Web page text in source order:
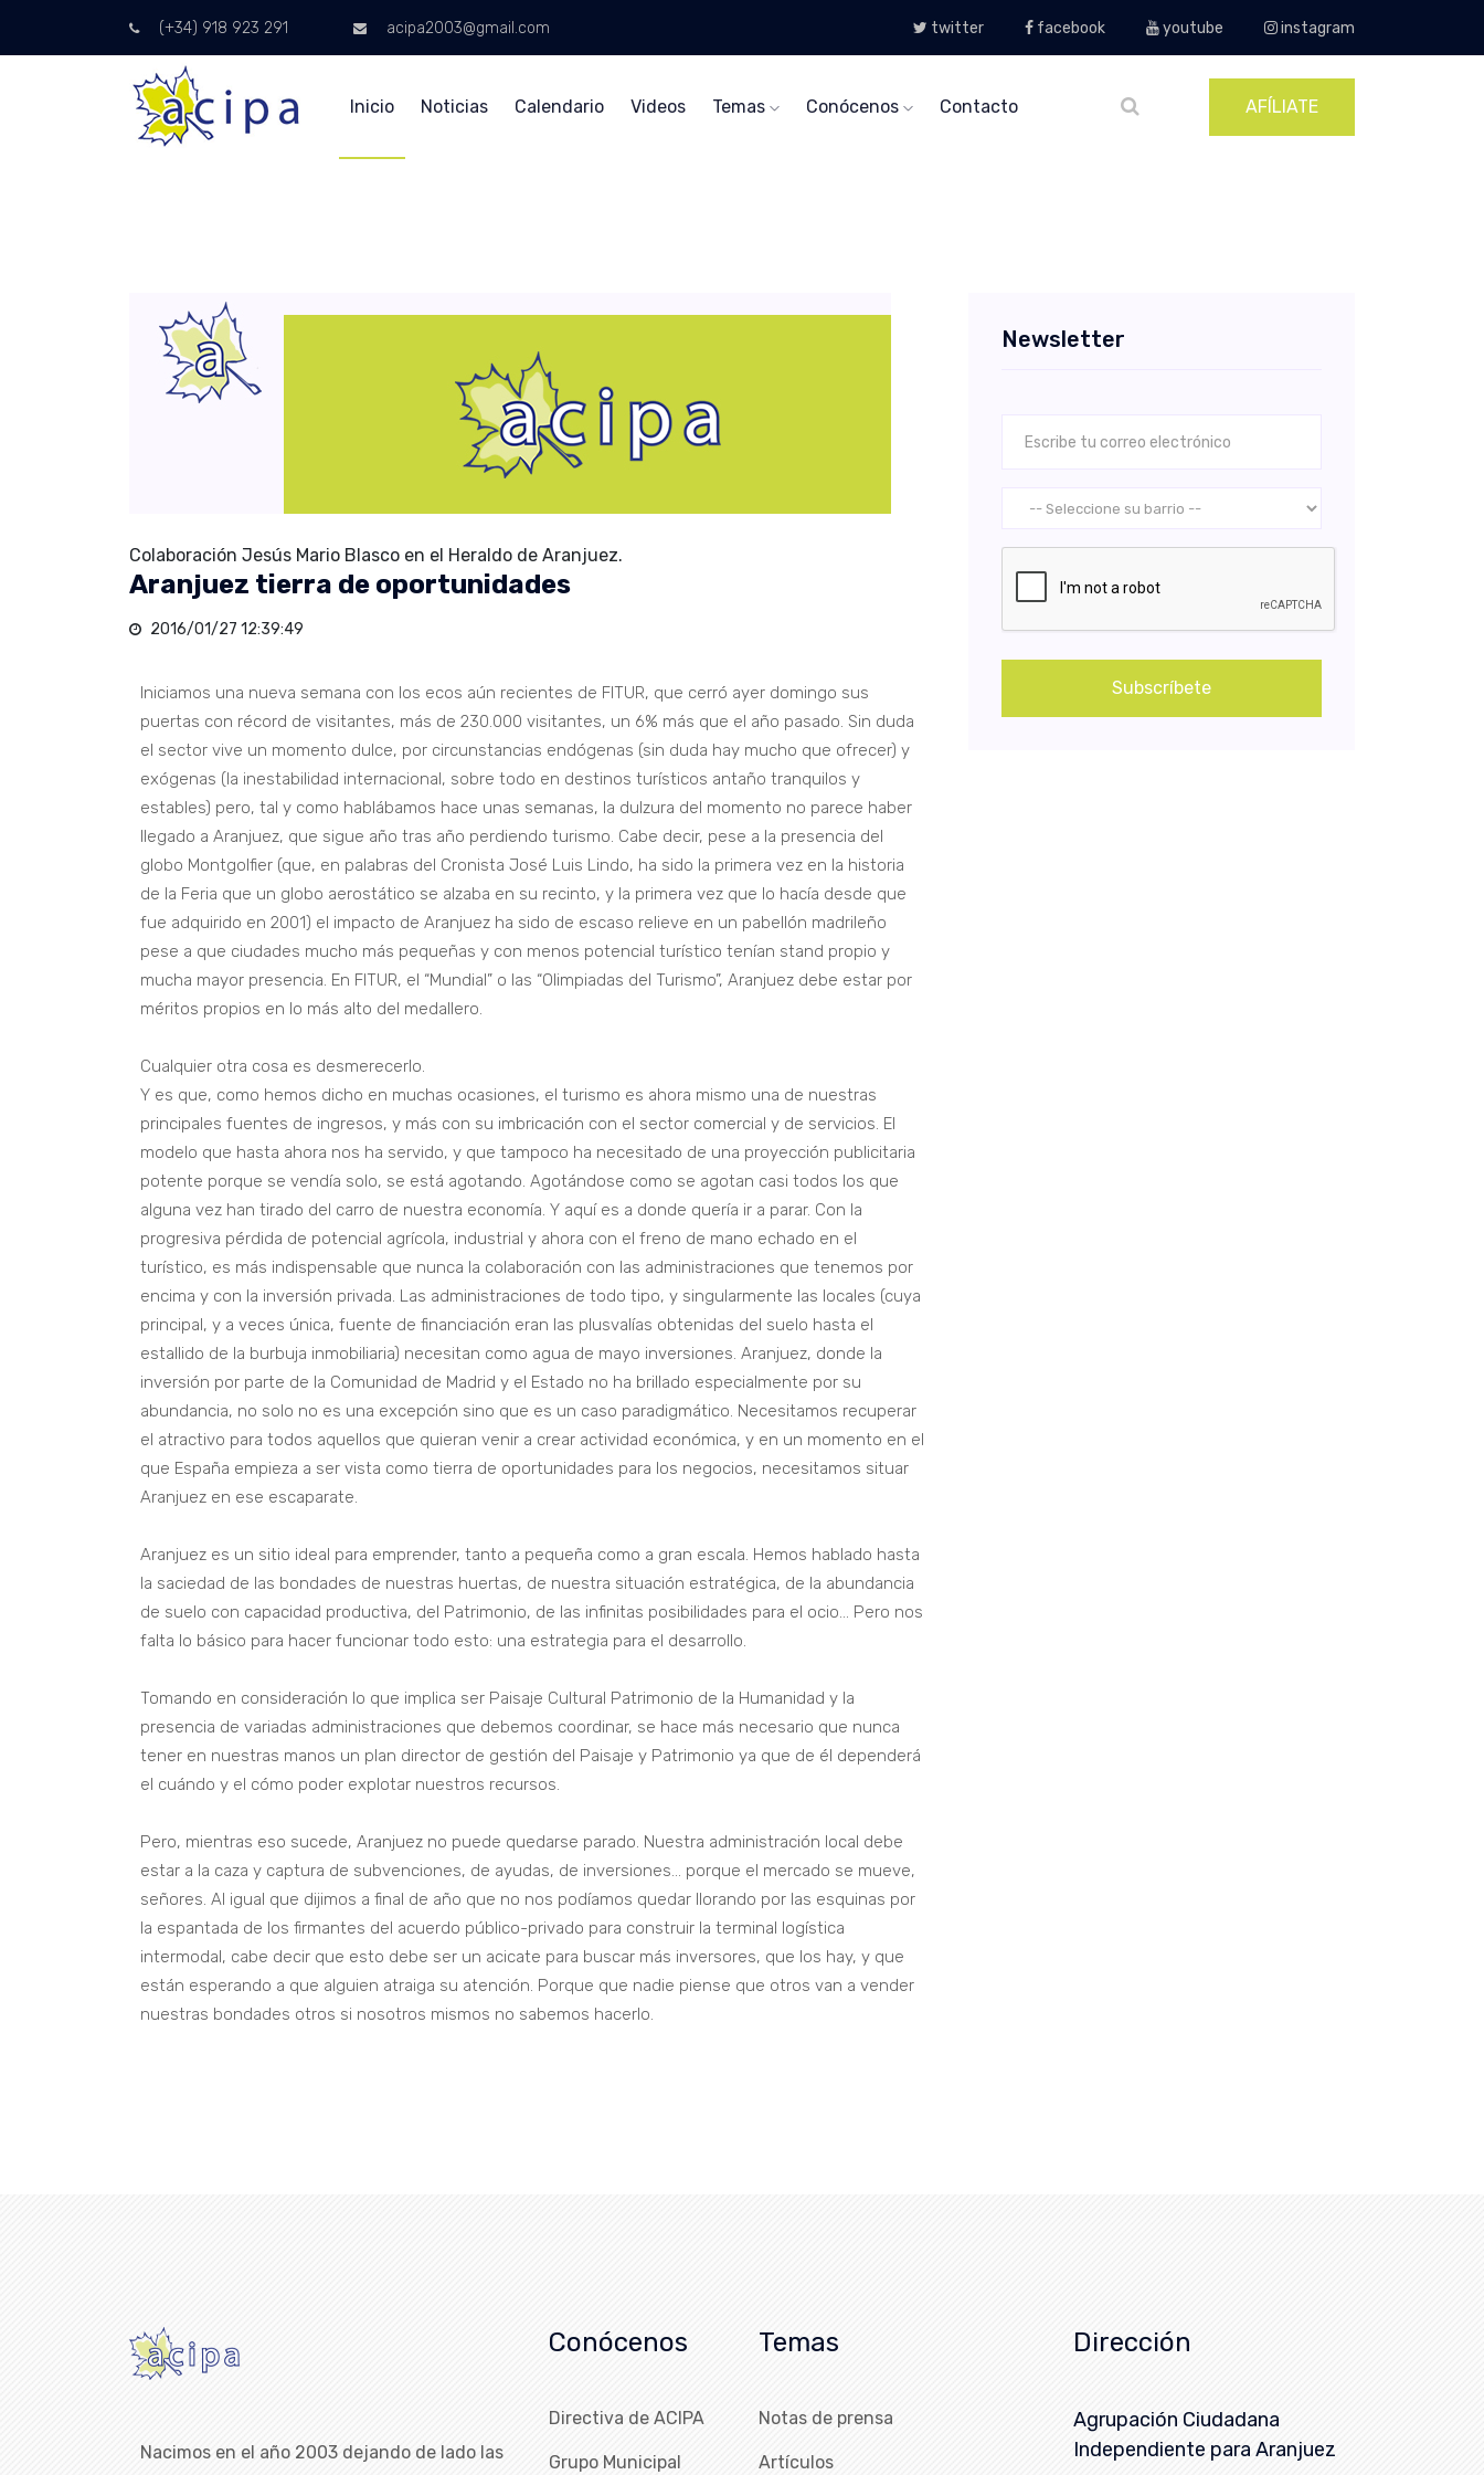
(+34) 918 923 291 acipa2003@gmail.com twitter facebook youtube instagram
Inicio Noticias Calendario Videos Temas Conócenos Contacto AFÍLIATE
Colaboración Jesús Mario Blasco en el Heraldo de Aranjuez.
Aranjuez tierra de oportunidades
2016/01/27 12:39:49
Iniciamos una nueva semana con los ecos aún recientes de FITUR, que cerró ayer domingo sus
puertas con récord de visitantes, más de 230.000 visitantes, un 6% más que el año pasado. Sin duda
el sector vive un momento dulce, por circunstancias endógenas (sin duda hay mucho que ofrecer) y
exógenas (la inestabilidad internacional, sobre todo en destinos turísticos antaño tranquilos y
estables) pero, tal y como hablábamos hace unas semanas, la dulzura del momento no parece haber
llegado a Aranjuez, que sigue año tras año perdiendo turismo. Cabe decir, pese a la presencia del
globo Montgolfier (que, en palabras del Cronista José Luis Lindo, ha sido la primera vez en la historia
de la Feria que un globo aerostático se alzaba en su recinto, y la primera vez que lo hacía desde que
fue adquirido en 2001) el impacto de Aranjuez ha sido de escaso relieve en un pabellón madrileño
pese a que ciudades mucho más pequeñas y con menos potencial turístico tenían stand propio y
mucha mayor presencia. En FITUR, el “Mundial” o las “Olimpiadas del Turismo”, Aranjuez debe estar por
méritos propios en lo más alto del medallero.
Cualquier otra cosa es desmerecerlo.
Y es que, como hemos dicho en muchas ocasiones, el turismo es ahora mismo una de nuestras
principales fuentes de ingresos, y más con su imbricación con el sector comercial y de servicios. El
modelo que hasta ahora nos ha servido, y que tampoco ha necesitado de una proyección publicitaria
potente porque se vendía solo, se está agotando. Agotándose como se agotan casi todos los que
alguna vez han tirado del carro de nuestra economía. Y aquí es a donde quería ir a parar. Con la
progresiva pérdida de potencial agrícola, industrial y ahora con el freno de mano echado en el
turístico, es más indispensable que nunca la colaboración con las administraciones que tenemos por
encima y con la inversión privada. Las administraciones de todo tipo, y singularmente las locales (cuya
principal, y a veces única, fuente de financiación eran las plusvalías obtenidas del suelo hasta el
estallido de la burbuja inmobiliaria) necesitan como agua de mayo inversiones. Aranjuez, donde la
inversión por parte de la Comunidad de Madrid y el Estado no ha brillado especialmente por su
abundancia, no solo no es una excepción sino que es un caso paradigmático. Necesitamos recuperar
el atractivo para todos aquellos que quieran venir a crear actividad económica, y en un momento en el
que España empieza a ser vista como tierra de oportunidades para los negocios, necesitamos situar
Aranjuez en ese escaparate.
Aranjuez es un sitio ideal para emprender, tanto a pequeña como a gran escala. Hemos hablado hasta
la saciedad de las bondades de nuestras huertas, de nuestra situación estratégica, de la abundancia
de suelo con capacidad productiva, del Patrimonio, de las infinitas posibilidades para el ocio… Pero nos
falta lo básico para hacer funcionar todo esto: una estrategia para el desarrollo.
Tomando en consideración lo que implica ser Paisaje Cultural Patrimonio de la Humanidad y la
presencia de variadas administraciones que debemos coordinar, se hace más necesario que nunca
tener en nuestras manos un plan director de gestión del Paisaje y Patrimonio ya que de él dependerá
el cuándo y el cómo poder explotar nuestros recursos.
Pero, mientras eso sucede, Aranjuez no puede quedarse parado. Nuestra administración local debe
estar a la caza y captura de subvenciones, de ayudas, de inversiones… porque el mercado se mueve,
señores. Al igual que dijimos a final de año que no nos podíamos quedar llorando por las esquinas por
la espantada de los firmantes del acuerdo público-privado para construir la terminal logística
intermodal, cabe decir que esto debe ser un acicate para buscar más inversores, que los hay, y que
están esperando a que alguien atraiga su atención. Porque que nadie piense que otros van a vender
nuestras bondades otros si nosotros mismos no sabemos hacerlo.
Newsletter
Subscríbete
Nacimos en el año 2003 dejando de lado las
Conócenos
Directiva de ACIPA
Grupo Municipal
Temas
Notas de prensa
Artículos
Dirección
Agrupación Ciudadana
Independiente para Aranjuez